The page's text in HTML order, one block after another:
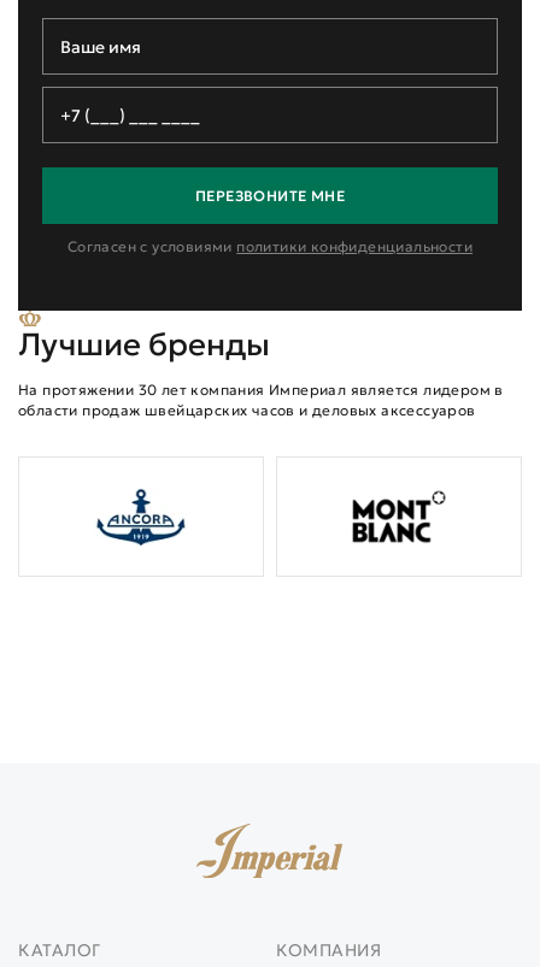
ПЕРЕЗВОНИТЕ МНЕ
Согласен с условиями политики конфиденциальности
Лучшие бренды
На протяжении 30 лет компания Империал является лидером в
области продаж швейцарских часов и деловых аксессуаров
КАТАЛОГ КОМПАНИЯ